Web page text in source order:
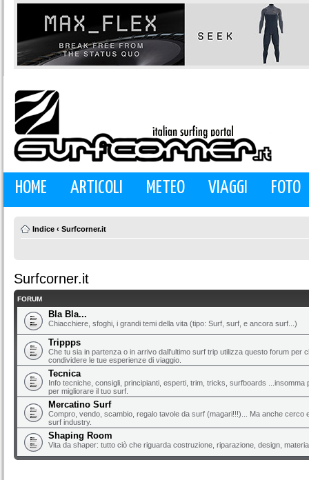
HOME ARTICOLI METEO VIAGGI FOTO
Indice ‹ Surfcorner.it
Surfcorner.it
FORUM
Bla Bla...
Chiacchiere, sfoghi, i grandi temi della vita (tipo: Surf, surf, e ancora surf...)
Trippps
Che tu sia in partenza o in arrivo dall'ultimo surf trip utilizza questo forum per
condividere le tue esperienze di viaggio.
Tecnica
Info tecniche, consigli, principianti, esperti, trim, tricks, surfboards ...insomma
per migliorare il tuo surf.
Mercatino Surf
Compro, vendo, scambio, regalo tavole da surf (magari!!!)... Ma anche cerco
surf industry.
Shaping Room
Vita da shaper: tutto ciò che riguarda costruzione, riparazione, design,